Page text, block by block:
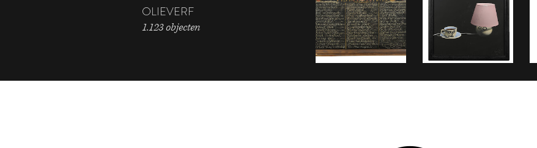
OLIEVERF
1.123 objecten